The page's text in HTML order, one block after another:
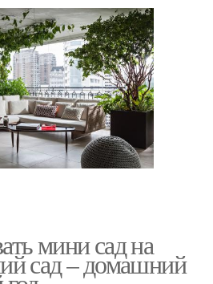
мини сад на
сад – домашний